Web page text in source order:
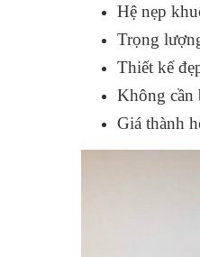
Hệ nẹp
Trọng
Thiết kế
Không cần
Giá thành